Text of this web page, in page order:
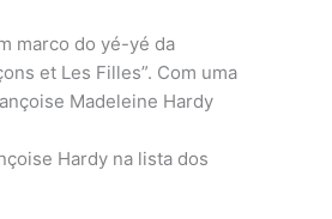
marco do yé-yé da
et Les Filles”. Com uma
Madeleine Hardy
Hardy na lista dos